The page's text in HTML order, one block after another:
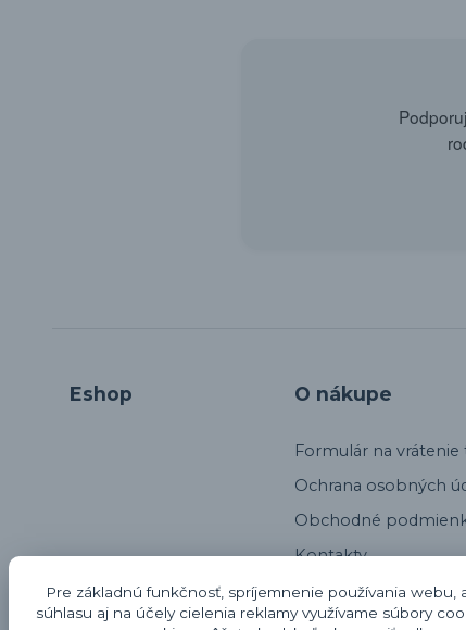
Eshop O nákupe
Formulár na vrátenie
Ochrana osobných
Obchodné
Kontakty
Alternatívne riešenie
Odstúpenie od
Pre základnú funkčnosť, spríjemnenie používania webu,
súhlasu aj na účely cielenia reklamy využívame súbory